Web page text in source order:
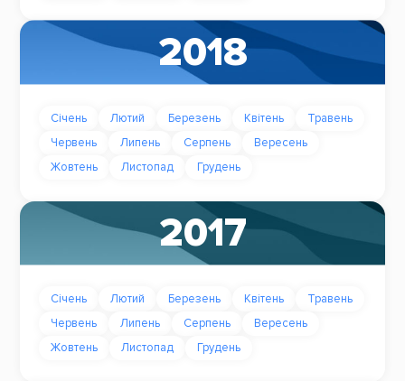
2018
Січень Лютий Березень Квітень
Травень
Червень
Липень Серпень
Вересень
Жовтень
Листопад Грудень
2017
Січень Лютий Березень Квітень
Травень
Червень
Липень Серпень
Вересень
Жовтень
Листопад Грудень